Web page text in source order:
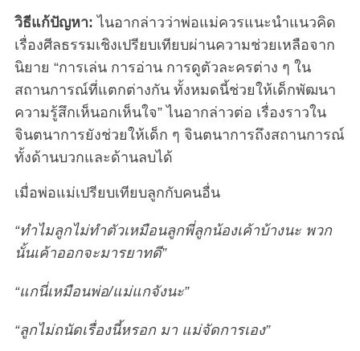
วิธีแก้ปัญหา: ไนอากล่าวว่าพ่อแม่ควรแนะนำแนวคิด
เรื่องศีลธรรมเชิงเปรียบเทียบผ่านความช่วยเหลือจาก
นิยาย “การเล่น การอ่าน การดูตัวละครต่าง ๆ ใน
สถานการณ์ที่แตกต่างกัน ทั้งหมดนี้ช่วยให้เด็กพัฒนา
ความรู้สึกเห็นอกเห็นใจ” ไนอากล่าวต่อ เรื่องราวใน
จินตนาการยังช่วยให้เด็ก ๆ จินตนาการถึงสถานการณ์
ทั้งด้านบวกและด้านลบได้
เมื่อพ่อแม่เปรียบเทียบลูกกับคนอื่น
“ทำไมลูกไม่ทำตัวเหมือนลูกพี่ลูกน้องเค้าบ้างนะ พวก
นั้นเค้าออกจะมารยาทดี”
“แกนี่เหมือนพ่อ/แม่แกจังนะ”
“ลูกไม่ถนัดเรื่องนี้หรอก มา แม่จัดการเอง”